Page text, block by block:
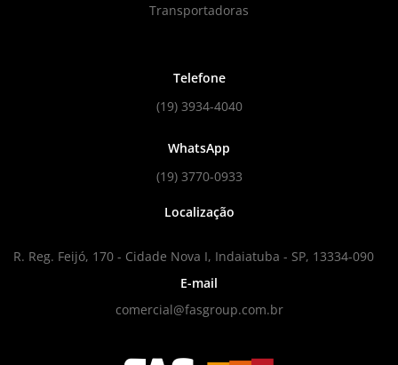
Transportadoras
Telefone
(19) 3934-4040
WhatsApp
(19) 3770-0933
Localização
R. Reg. Feijó, 170 - Cidade Nova I, Indaiatuba - SP, 13334-090
E-mail
comercial@fasgroup.com.br